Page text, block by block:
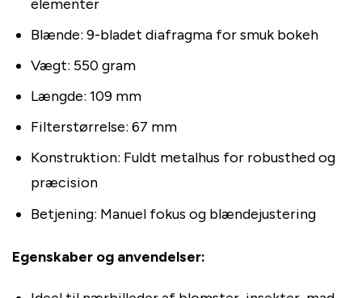
elementer
Blænde: 9-bladet diafragma for smuk bokeh
Vægt: 550 gram
Længde: 109 mm
Filterstørrelse: 67 mm
Konstruktion: Fuldt metalhus for robusthed og
præcision
Betjening: Manuel fokus og blændejustering
Egenskaber og anvendelser: